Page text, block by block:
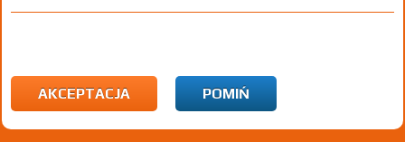
100%
AKCEPTACJA POMIŃ